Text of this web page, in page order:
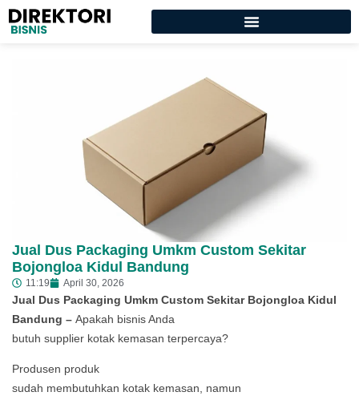
Jual Dus Packaging Umkm Custom Sekitar
Bojongloa Kidul Bandung
11:19 April 30, 2026
Jual Dus Packaging Umkm Custom Sekitar Bojongloa Kidul
Bandung – Apakah bisnis Anda
butuh supplier kotak kemasan terpercaya?
Produsen produk
sudah membutuhkan kotak kemasan, namun